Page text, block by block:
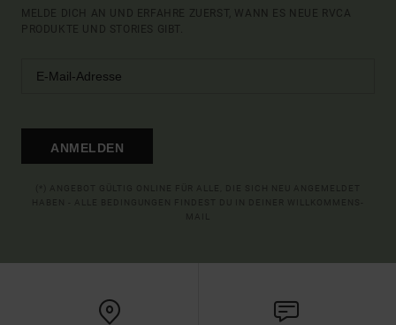
MELDE DICH AN UND ERFAHRE ZUERST, WANN ES NEUE RVCA
PRODUKTE UND STORIES GIBT.
ANMELDEN